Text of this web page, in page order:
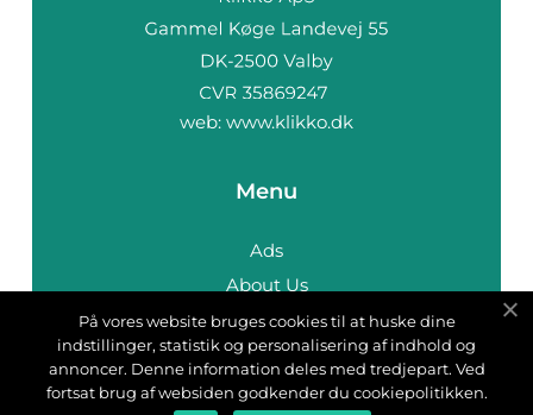
web: www.klikko.dk
Menu
Ads
About Us
Cookies
Contact
Sitemap
På vores website bruges cookies til at huske dine
indstillinger, statistik og personalisering af indhold og
annoncer. Denne information deles med tredjepart. Ved
fortsat brug af websiden godkender du cookiepolitikken.